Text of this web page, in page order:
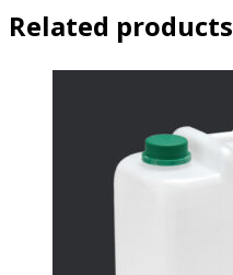
Related products